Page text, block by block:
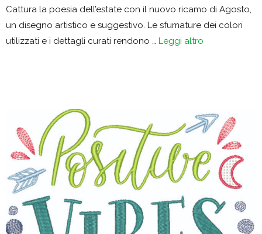
Cattura la poesia dell’estate con il nuovo ricamo di Agosto,
un disegno artistico e suggestivo. Le sfumature dei colori
utilizzati e i dettagli curati rendono … Leggi altro